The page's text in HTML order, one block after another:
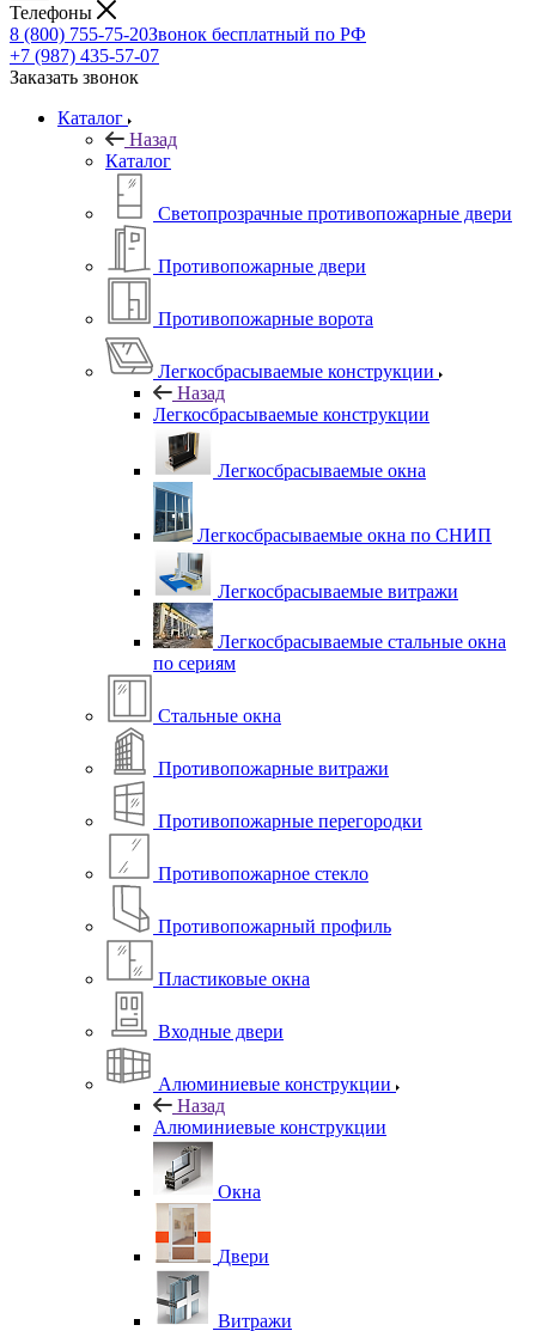
Телефоны
8 (800) 755-75-20Звонок бесплатный по РФ
+7 (987) 435-57-07
Заказать звонок
Каталог
Назад
Каталог
Светопрозрачные противопожарные двери
Противопожарные двери
Противопожарные ворота
Легкосбрасываемые конструкции
Назад
Легкосбрасываемые конструкции
Легкосбрасываемые окна
Легкосбрасываемые окна по СНИП
Легкосбрасываемые витражи
Легкосбрасываемые стальные окна
по сериям
Стальные окна
Противопожарные витражи
Противопожарные перегородки
Противопожарное стекло
Противопожарный профиль
Пластиковые окна
Входные двери
Алюминиевые конструкции
Назад
Алюминиевые конструкции
Окна
Двери
Витражи